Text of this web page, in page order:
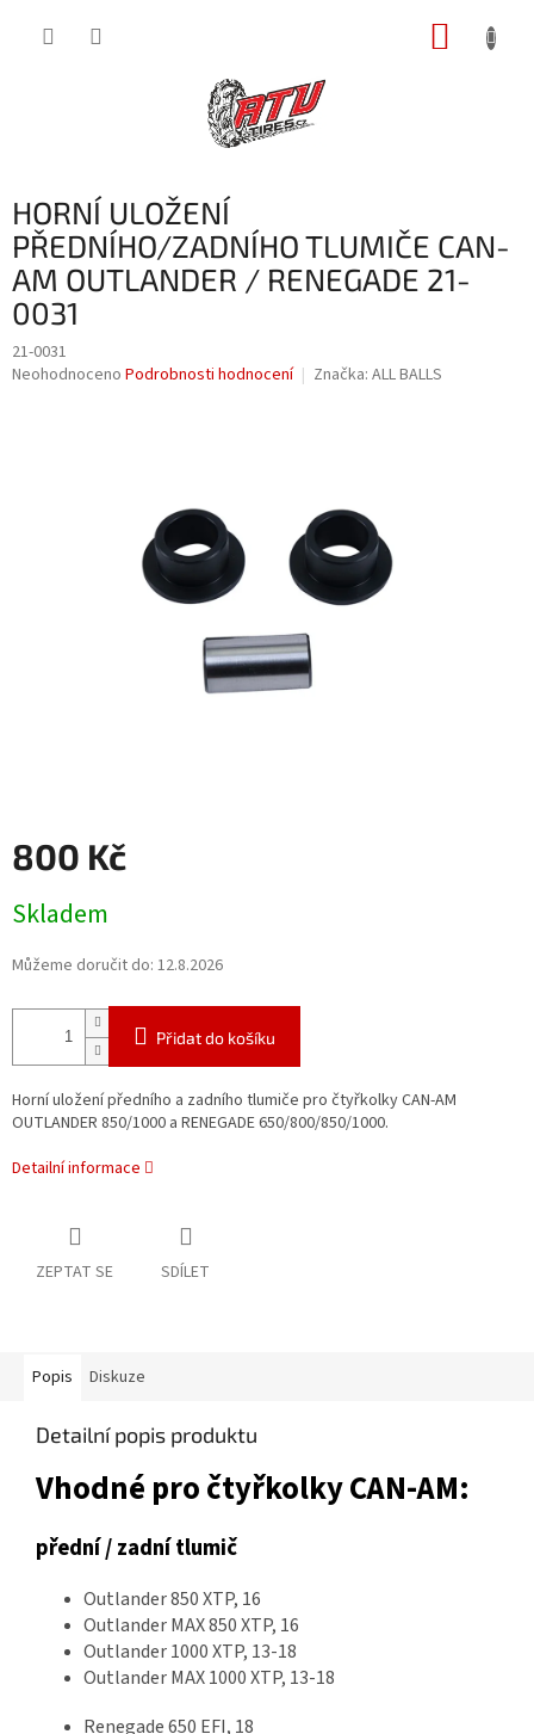
HORNÍ ULOŽENÍ
PŘEDNÍHO/ZADNÍHO TLUMIČE CAN-
AM OUTLANDER / RENEGADE 21-
0031
21-0031
Průměrné
Neohodnoceno Podrobnosti hodnocení Značka: ALL BALLS
800 Kč
cena:
Skladem
Můžeme doručit do: 12.8.2026
Přidat do košíku
Horní uložení předního a zadního tlumiče pro čtyřkolky CAN-AM
OUTLANDER 850/1000 a RENEGADE 650/800/850/1000.
Detailní informace
ZEPTAT SE SDÍLET
Popis Diskuze
Detailní popis produktu
Vhodné pro čtyřkolky CAN-AM:
přední / zadní tlumič
Outlander 850 XTP, 16
Outlander MAX 850 XTP, 16
Outlander 1000 XTP, 13-18
Outlander MAX 1000 XTP, 13-18
Renegade 650 EFI, 18